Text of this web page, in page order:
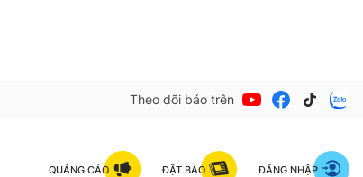
Theo dõi báo trên
QUẢNG CÁO ĐẶT BÁO ĐĂNG NHẬP